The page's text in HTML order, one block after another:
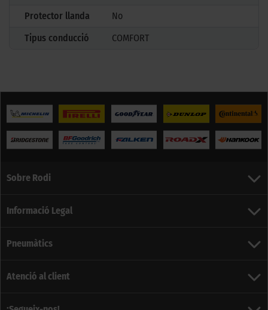
Protector llanda
No
Tipus conducció
COMFORT
Sobre Rodi
Informació Legal
Pneumàtics
Atenció al client